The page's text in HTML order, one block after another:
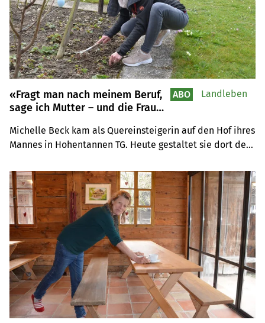
«Fragt man nach meinem Beruf,
sage ich Mutter – und die Frau
Quereinsteigerin Michelle Beck
Michelle Beck kam als Quereinsteigerin auf den Hof ihres
Mannes in Hohentannen TG. Heute gestaltet sie dort den
Buchhaltung und ihrem Engagement bei den Landfrauen
mit viel Herzblut. Nicht fehlen darf der tägliche Besuch
bei Lieblingskuh Blüemli.
ABO Landleben